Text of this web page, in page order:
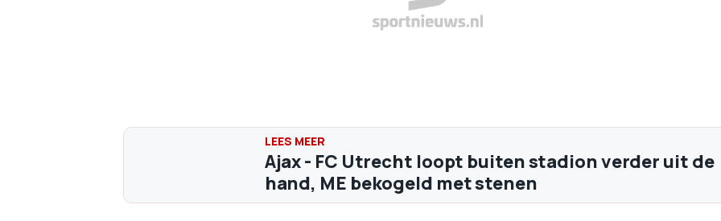
Ajax - FC Utrecht loopt buiten stadion verder uit de
hand, ME bekogeld met stenen